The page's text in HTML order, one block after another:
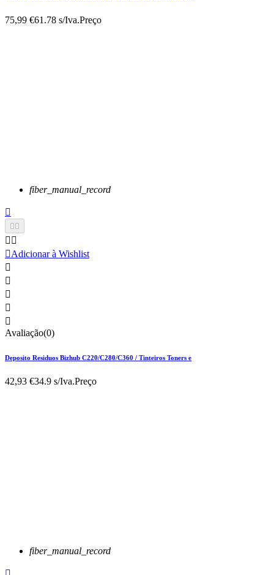
75,99 €61.78 s/Iva.Preço
fiber_manual_record


 
Adicionar à Wishlist





Avaliação(0)
Deposito Residuos Bizhub C220/C280/C360 / Tinteiros Toners e
42,93 €34.9 s/Iva.Preço
fiber_manual_record